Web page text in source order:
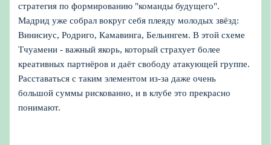
стратегия по формированию "команды будущего".
Мадрид уже собрал вокруг себя плеяду молодых звёзд:
Винисиус, Родриго, Камавинга, Бельингем. В этой схеме
Тчуамени - важный якорь, который страхует более
креативных партнёров и даёт свободу атакующей группе.
Расставаться с таким элементом из‑за даже очень
большой суммы рискованно, и в клубе это прекрасно
понимают.